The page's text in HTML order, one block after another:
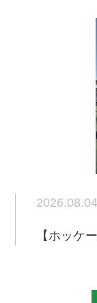
2026.08.04
【ホッケ